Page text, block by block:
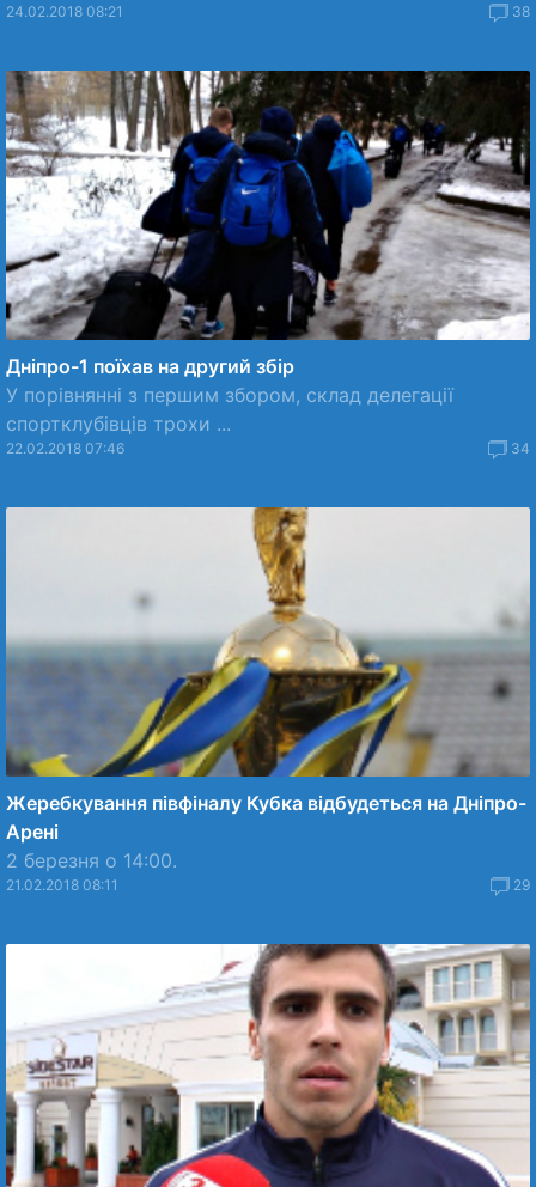
24.02.2018 08:21 38
Дніпро-1 поїхав на другий збір
У порівнянні з першим збором, склад делегації
спортклубівців трохи ...
22.02.2018 07:46 34
Жеребкування півфіналу Кубка відбудеться на Дніпро-
Арені
2 березня о 14:00.
21.02.2018 08:11 29